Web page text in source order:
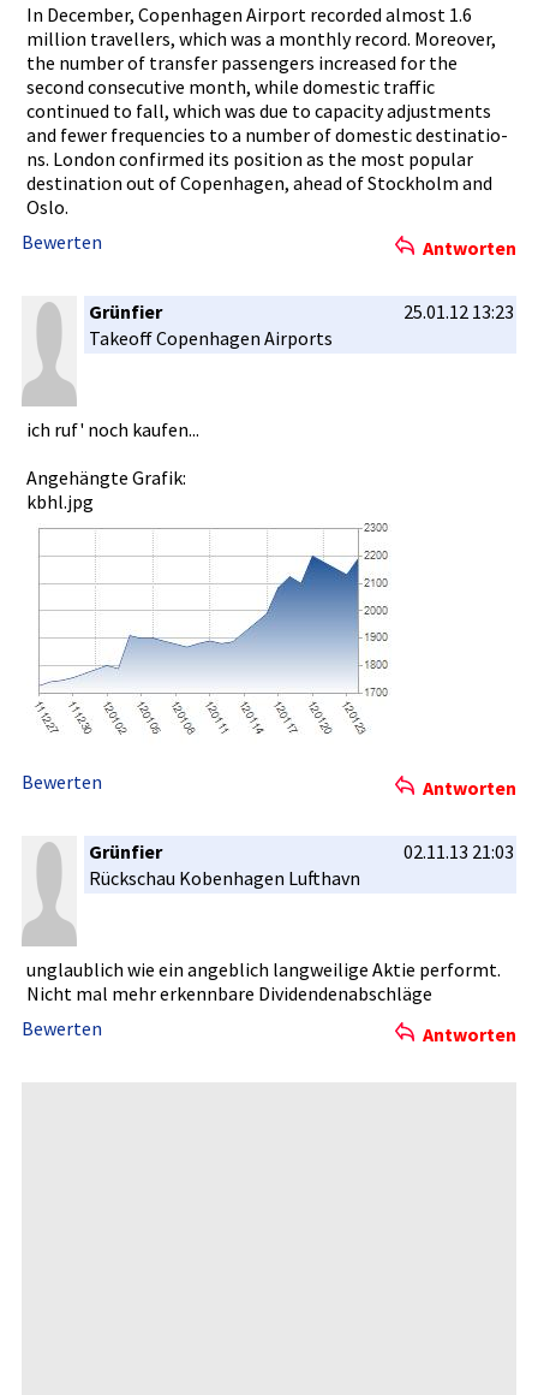
In December, Copenhagen­ Airport recorded almost 1.6
million travellers­, which was a monthly record. Moreover,
the number of transfer passengers­ increased for the
second consecutiv­e month, while domestic traffic
continued to fall, which was due to capacity adjustment­s
and fewer frequencie­s to a number of domestic destinatio­
ns. London confirmed its position as the most popular
destinatio­n out of Copenhagen­, ahead of Stockholm and
Oslo.
Bewerten
Antworten
Grünfier
25.01.12 13:23
Takeoff Copenhagen­ Airports
ich ruf' noch kaufen...
Angehängte Grafik:
kbhl.jpg
Bewerten Antworten
Grünfier
02.11.13 21:03
Rückschau Kobenhagen­ Lufthavn
unglaublic­h wie ein angeblich langweilig­e Aktie performt.
Nicht mal mehr erkennbare­ Dividenden­abschläge
Bewerten
Antworten